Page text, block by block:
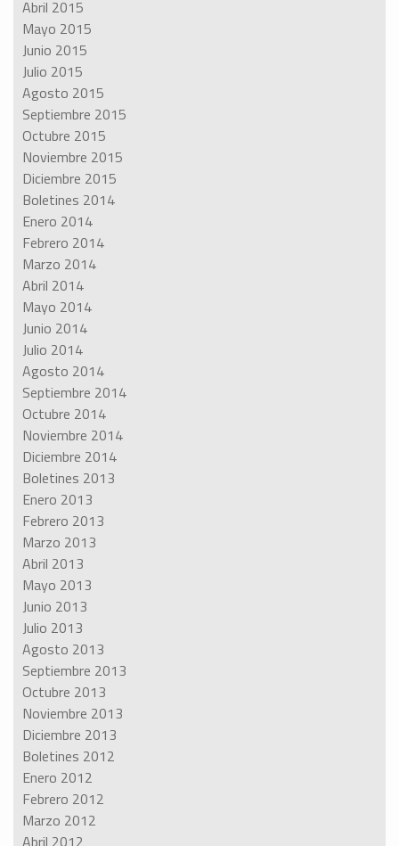
Abril 2015
Mayo 2015
Junio 2015
Julio 2015
Agosto 2015
Septiembre 2015
Octubre 2015
Noviembre 2015
Diciembre 2015
Boletines 2014
Enero 2014
Febrero 2014
Marzo 2014
Abril 2014
Mayo 2014
Junio 2014
Julio 2014
Agosto 2014
Septiembre 2014
Octubre 2014
Noviembre 2014
Diciembre 2014
Boletines 2013
Enero 2013
Febrero 2013
Marzo 2013
Abril 2013
Mayo 2013
Junio 2013
Julio 2013
Agosto 2013
Septiembre 2013
Octubre 2013
Noviembre 2013
Diciembre 2013
Boletines 2012
Enero 2012
Febrero 2012
Marzo 2012
Abril 2012